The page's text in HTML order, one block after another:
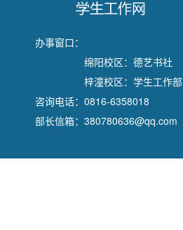
办事窗口：
绵阳校区：德艺书社
梓潼校区：学生工作部
咨询电话：0816-6358018
部长信箱：380780636@qq.com